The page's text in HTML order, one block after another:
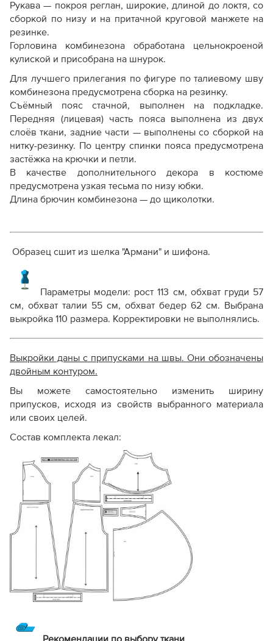
Рукава — покроя реглан, широкие, длиной до локтя, со
сборкой по низу и на притачной круговой манжете на
резинке.
Горловина комбинезона обработана цельнокроеной
кулиской и присобрана на шнурок.
Для лучшего прилегания по фигуре по талиевому шву
комбинезона предусмотрена сборка на резинку.
Съёмный пояс стачной, выполнен на подкладке.
Передняя (лицевая) часть пояса выполнена из двух
слоёв ткани, задние части — выполнены со сборкой на
нитку-резинку. По центру спинки пояса предусмотрена
застёжка на крючки и петли.
В качестве дополнительного декора в костюме
предусмотрена узкая тесьма по низу юбки.
Длина брючин комбинезона — до щиколотки.
Образец сшит из шелка "Армани" и шифона.
Параметры модели: рост 113 см, обхват груди 57
см, обхват талии 55 см, обхват бедер 62 см. Выбрана
выкройка 110 размера. Корректировки не выполнялись.
Выкройки даны с припусками на швы. Они обозначены
двойным контуром.
Вы можете самостоятельно изменить ширину
припусков, исходя из свойств выбранного материала
или своих целей.
Состав комплекта лекал: